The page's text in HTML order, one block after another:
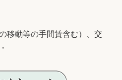
移動等の手間賃含む）、交